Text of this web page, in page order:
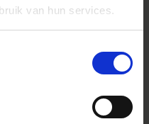
van hun services.
zijn natuurlijke, vloeiende